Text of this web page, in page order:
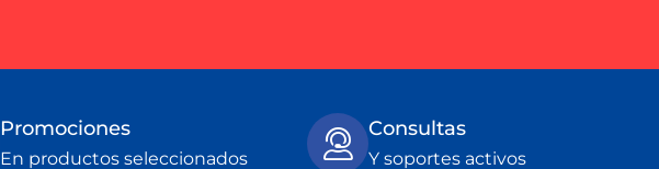
Promociones
En productos seleccionados
Consultas
Y soportes activos